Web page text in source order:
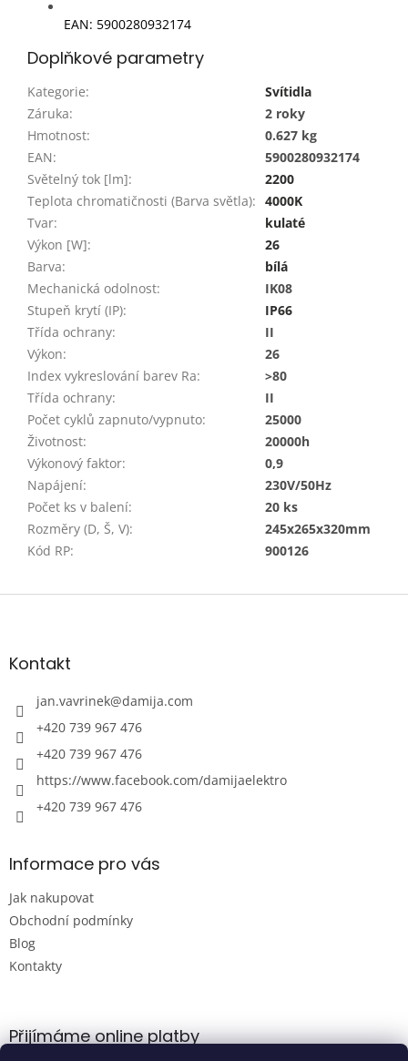
EAN: 5900280932174
Doplňkové parametry
Kategorie:
Svítidla
Záruka:
2 roky
Hmotnost:
0.627 kg
EAN:
5900280932174
Světelný tok [lm]:
2200
Teplota chromatičnosti (Barva světla): 4000K
Tvar:
kulaté
Výkon [W]:
26
Barva:
bílá
Mechanická odolnost:
IK08
Stupeň krytí (IP):
IP66
Třída ochrany:
II
Výkon:
26
Index vykreslování barev Ra:
>80
Třída ochrany:
II
Počet cyklů zapnuto/vypnuto:
25000
Životnost:
20000h
Výkonový faktor:
0,9
Napájení:
230V/50Hz
Počet ks v balení:
20 ks
Rozměry (D, Š, V):
245x265x320mm
Kód RP: 900126
Z
aKontakt
jan.vavrinek@damija.com
+420 739 967 476
+420 739 967 476
https://www.facebook.com/damijaelektro
+420 739 967 476
Informace pro vás
Jak nakupovat
Obchodní podmínky
Blog
Kontakty
Přijímáme online platby